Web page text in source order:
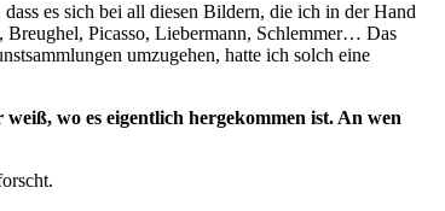
es sich bei all diesen Bildern, die ich in der Hand
Breughel, Picasso, Liebermann, Schlemmer… Das
umzugehen, hatte ich solch eine
wo es eigentlich hergekommen ist. An wen